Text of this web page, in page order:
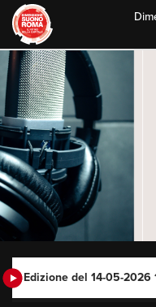
Skip
to
content
Edizione del 14-05-2026